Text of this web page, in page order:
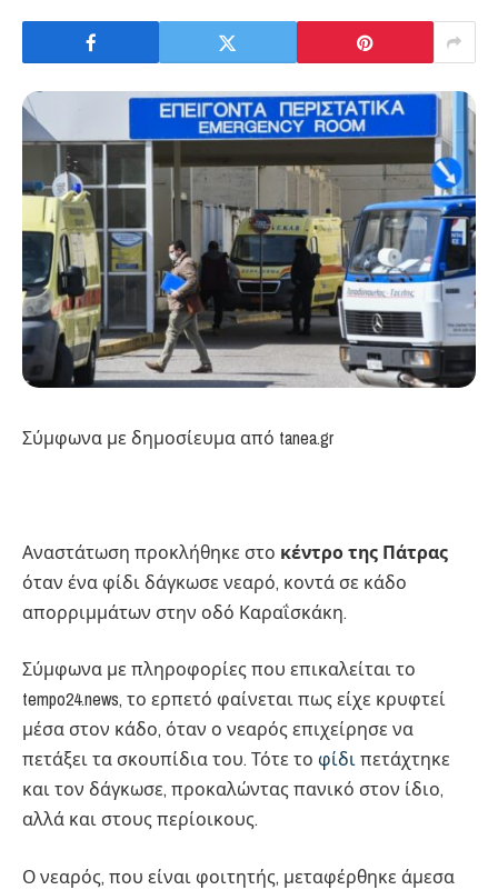
Σύμφωνα με δημοσίευμα από tanea.gr
Αναστάτωση προκλήθηκε στο κέντρο της Πάτρας
όταν ένα φίδι δάγκωσε νεαρό, κοντά σε κάδο
απορριμμάτων στην οδό Καραΐσκάκη.
Σύμφωνα με πληροφορίες που επικαλείται το
tempo24.news, το ερπετό φαίνεται πως είχε κρυφτεί
μέσα στον κάδο, όταν ο νεαρός επιχείρησε να
πετάξει τα σκουπίδια του. Τότε το φίδιπετάχτηκε
και τον δάγκωσε, προκαλώντας πανικό στον ίδιο,
αλλά και στους περίοικους.
Ο νεαρός, που είναι φοιτητής, μεταφέρθηκε άμεσα